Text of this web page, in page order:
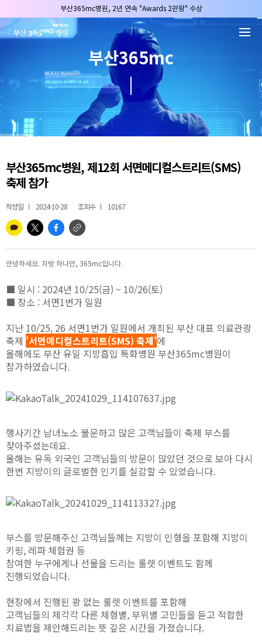
부산365mc병원, 2년 연속 "Awards 2관왕" 수상
2025 "부산365mc 보건복지부 장관상" 수상!
부산365mc병원, 8/15(토) 광복절 정상진료
부산365mc병원, 2년 연속 "Awards 2관왕" 수상
2025 "부산365mc 보건복지부 장관상" 수상!
부산365mc
부산365mc병원, 제12회 서면메디컬스트리트(SMS)
축제 참가
작성일 2024-10-28 조회수 10167
안녕하세요. 지방 하나만, 365mc입니다.
■ 일시 : 2024년 10/25(금) ~ 10/26(토)
■ 장소 : 서면1번가 일원
지난 10/25, 26 서면1번가 일원에서 개최된 부산 대표 의료관광
축제 '서면메디컬스트리트(SMS) 축제'에
올해에도 부산 유일 지방흡입 특화병원 부산365mc병원이
참가하였습니다.
행사기간 남녀노소 불문하고 많은 고객님들이 축제 부스를
찾아주셨는데요.
올해는 유독 외국인 고객님들의 방문이 많았던 것으로 보아 다시
한번 지방이의 글로벌한 인기를 실감할 수 있었습니다.
부스를 방문해주신 고객님들께는 지방이 인형을 포함해 지방이
키링, 레파 체험권 등
참여한 누구에게나 선물을 드리는 룰렛 이벤트도 함께
진행되었습니다.
현장에서 진행된 꽝 없는 룰렛 이벤트를 포함해
고객님들의 제각각 다른 체형별, 부위별 고민들을 듣고 적합한
치료법을 제안해드리는 뜻 깊은 시간을 가졌습니다.